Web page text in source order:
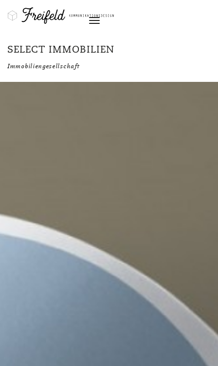
Navigation
SELECT IMMOBILIEN
Immobiliengesellschaft